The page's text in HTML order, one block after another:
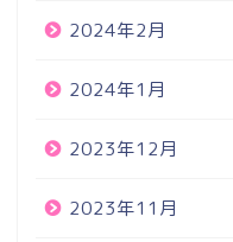
2024年2月
2024年1月
2023年12月
2023年11月